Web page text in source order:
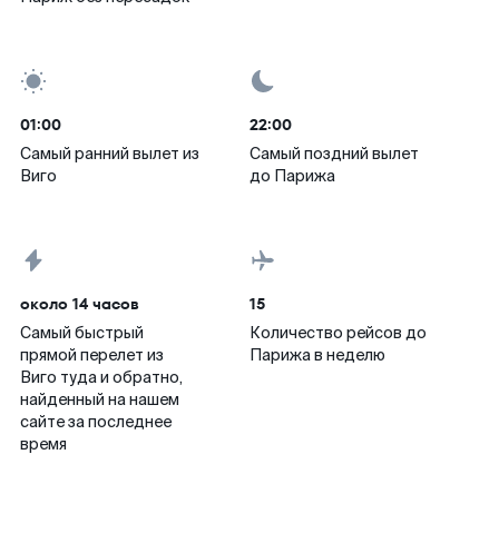
01:00
Самый ранний вылет из
Виго
22:00
Самый поздний вылет
до Парижа
около 14 часов
Самый быстрый
прямой перелет из
Виго туда и обратно,
найденный на нашем
сайте за последнее
время
15
Количество рейсов до
Парижа в неделю